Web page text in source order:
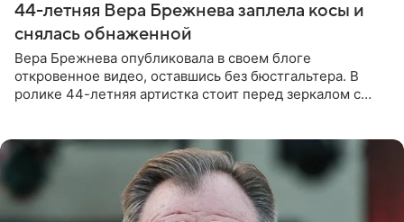
44-летняя Вера Брежнева заплела косы и
снялась обнаженной
Вера Брежнева опубликовала в своем блоге
откровенное видео, оставшись без бюстгальтера. В
ролике 44-летняя артистка стоит перед зеркалом с